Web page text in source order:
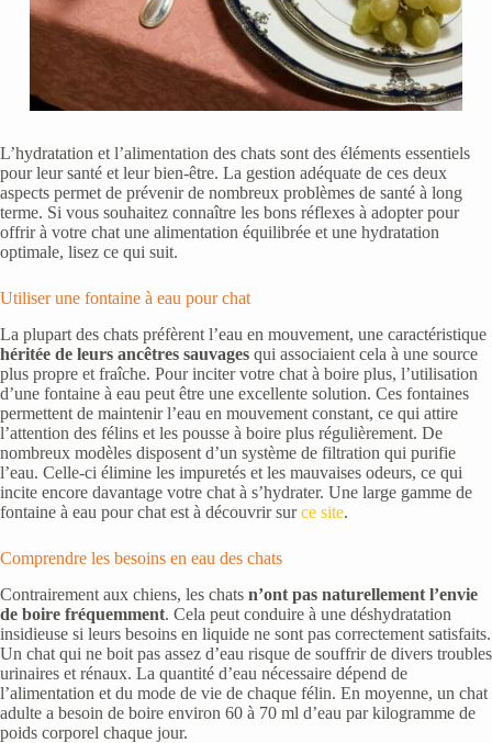
L’hydratation et l’alimentation des chats sont des éléments essentiels
pour leur santé et leur bien-être. La gestion adéquate de ces deux
aspects permet de prévenir de nombreux problèmes de santé à long
terme. Si vous souhaitez connaître les bons réflexes à adopter pour
offrir à votre chat une alimentation équilibrée et une hydratation
optimale, lisez ce qui suit.
Utiliser une fontaine à eau pour chat
La plupart des chats préfèrent l’eau en mouvement, une caractéristique
héritée de leurs ancêtres sauvages qui associaient cela à une source
plus propre et fraîche. Pour inciter votre chat à boire plus, l’utilisation
d’une fontaine à eau peut être une excellente solution. Ces fontaines
permettent de maintenir l’eau en mouvement constant, ce qui attire
l’attention des félins et les pousse à boire plus régulièrement. De
nombreux modèles disposent d’un système de filtration qui purifie
l’eau. Celle-ci élimine les impuretés et les mauvaises odeurs, ce qui
incite encore davantage votre chat à s’hydrater. Une large gamme de
fontaine à eau pour chat est à découvrir surce site.
Comprendre les besoins en eau des chats
Contrairement aux chiens, les chats n’ont pas naturellement l’envie
de boire fréquemment. Cela peut conduire à une déshydratation
insidieuse si leurs besoins en liquide ne sont pas correctement satisfaits.
Un chat qui ne boit pas assez d’eau risque de souffrir de divers troubles
urinaires et rénaux. La quantité d’eau nécessaire dépend de
l’alimentation et du mode de vie de chaque félin. En moyenne, un chat
adulte a besoin de boire environ 60 à 70 ml d’eau par kilogramme de
poids corporel chaque jour.